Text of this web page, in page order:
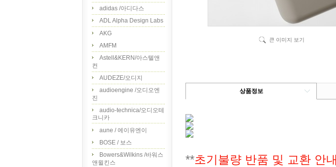
adidas /아디다스
ADL Alpha Design Labs
AKG
AMFM
Astell&KERN/아스텔앤
컨
AUDEZE/오디지
audioengine /오디오엔
진
audio-technica/오디오테
크니카
aune / 에이유엔이
BOSE / 보스
Bowers&Wilkins /바워스
앤윌킨스
큰 이미지 보기
상품정보
**초기불량 반품 및 교환 안내